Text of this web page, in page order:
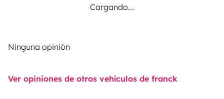
Cargando...
Ninguna opinión
Ver opiniones de otros vehículos de franck